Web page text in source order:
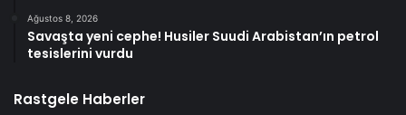
Ağustos 8, 2026
Savaşta yeni cephe! Husiler Suudi Arabistan’ın petrol
tesislerini vurdu
Rastgele Haberler